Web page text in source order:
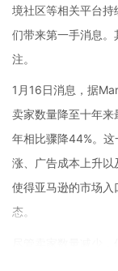
境社区等相关平台
们带来第一手消息
注。
1月16日消息，据
卖家数量降至十年
年相比骤降44%。这
涨、广告成本上升以
使得亚马逊的市场
态。
尽管卖家数量减少